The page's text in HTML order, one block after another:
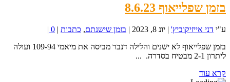
בזמן שפלייאוף 8.6.23
ע"י דני אייזיקוביץ' | יונ 8, 2023 | בזמן שישנתם, כתבות |
0
|
בזמן שפלייאוף לא ישנים והלילה דנבר מביסה את מיאמי 109-94 ועולה
ליתרון 2-1 מבטיח בסדרה. ...
קרא עוד